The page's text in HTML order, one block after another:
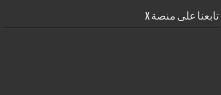
تابعنا على منصة X